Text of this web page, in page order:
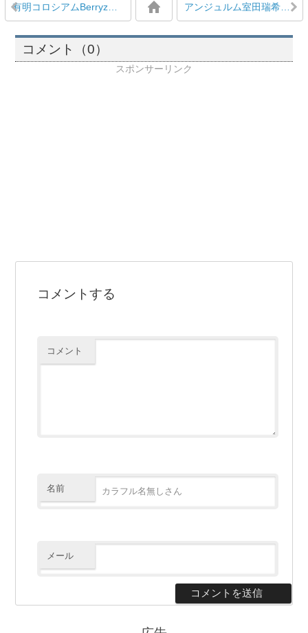
有明コロシアムBerryz工房祭りは４時間超え！Berryzの3部は2時間！ アンジュルム室田瑞希によるガンダム”ラスト・シューティング”
コメント（0）
スポンサーリンク
コメントする
コメント
名前
メール